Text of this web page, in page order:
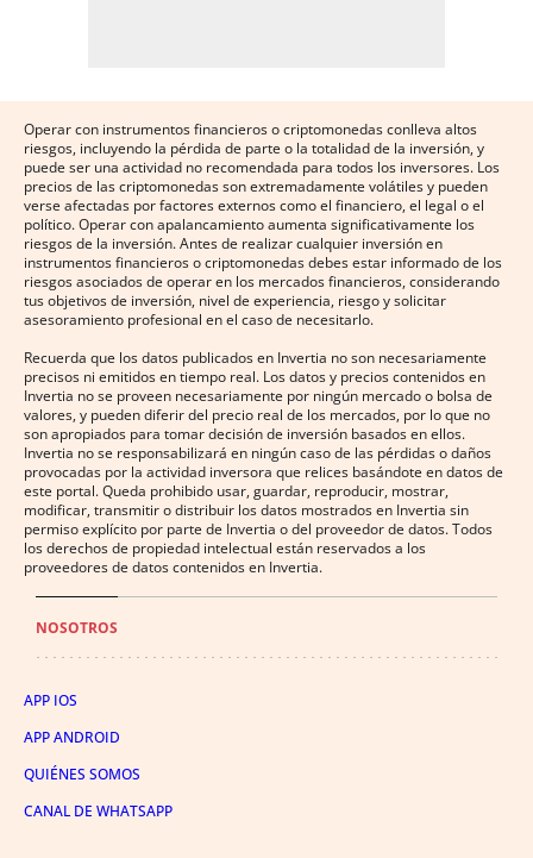
Operar con instrumentos financieros o criptomonedas conlleva altos
riesgos, incluyendo la pérdida de parte o la totalidad de la inversión, y
puede ser una actividad no recomendada para todos los inversores. Los
precios de las criptomonedas son extremadamente volátiles y pueden
verse afectadas por factores externos como el financiero, el legal o el
político. Operar con apalancamiento aumenta significativamente los
riesgos de la inversión. Antes de realizar cualquier inversión en
instrumentos financieros o criptomonedas debes estar informado de los
riesgos asociados de operar en los mercados financieros, considerando
tus objetivos de inversión, nivel de experiencia, riesgo y solicitar
asesoramiento profesional en el caso de necesitarlo.
Recuerda que los datos publicados en Invertia no son necesariamente
precisos ni emitidos en tiempo real. Los datos y precios contenidos en
Invertia no se proveen necesariamente por ningún mercado o bolsa de
valores, y pueden diferir del precio real de los mercados, por lo que no
son apropiados para tomar decisión de inversión basados en ellos.
Invertia no se responsabilizará en ningún caso de las pérdidas o daños
provocadas por la actividad inversora que relices basándote en datos de
este portal. Queda prohibido usar, guardar, reproducir, mostrar,
modificar, transmitir o distribuir los datos mostrados en Invertia sin
permiso explícito por parte de Invertia o del proveedor de datos. Todos
los derechos de propiedad intelectual están reservados a los
proveedores de datos contenidos en Invertia.
NOSOTROS
APP IOS
APP ANDROID
QUIÉNES SOMOS
CANAL DE WHATSAPP